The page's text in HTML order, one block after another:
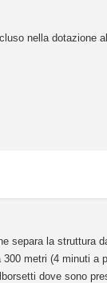
nella dotazione
separa la struttura
metri (4 minuti a
dove sono